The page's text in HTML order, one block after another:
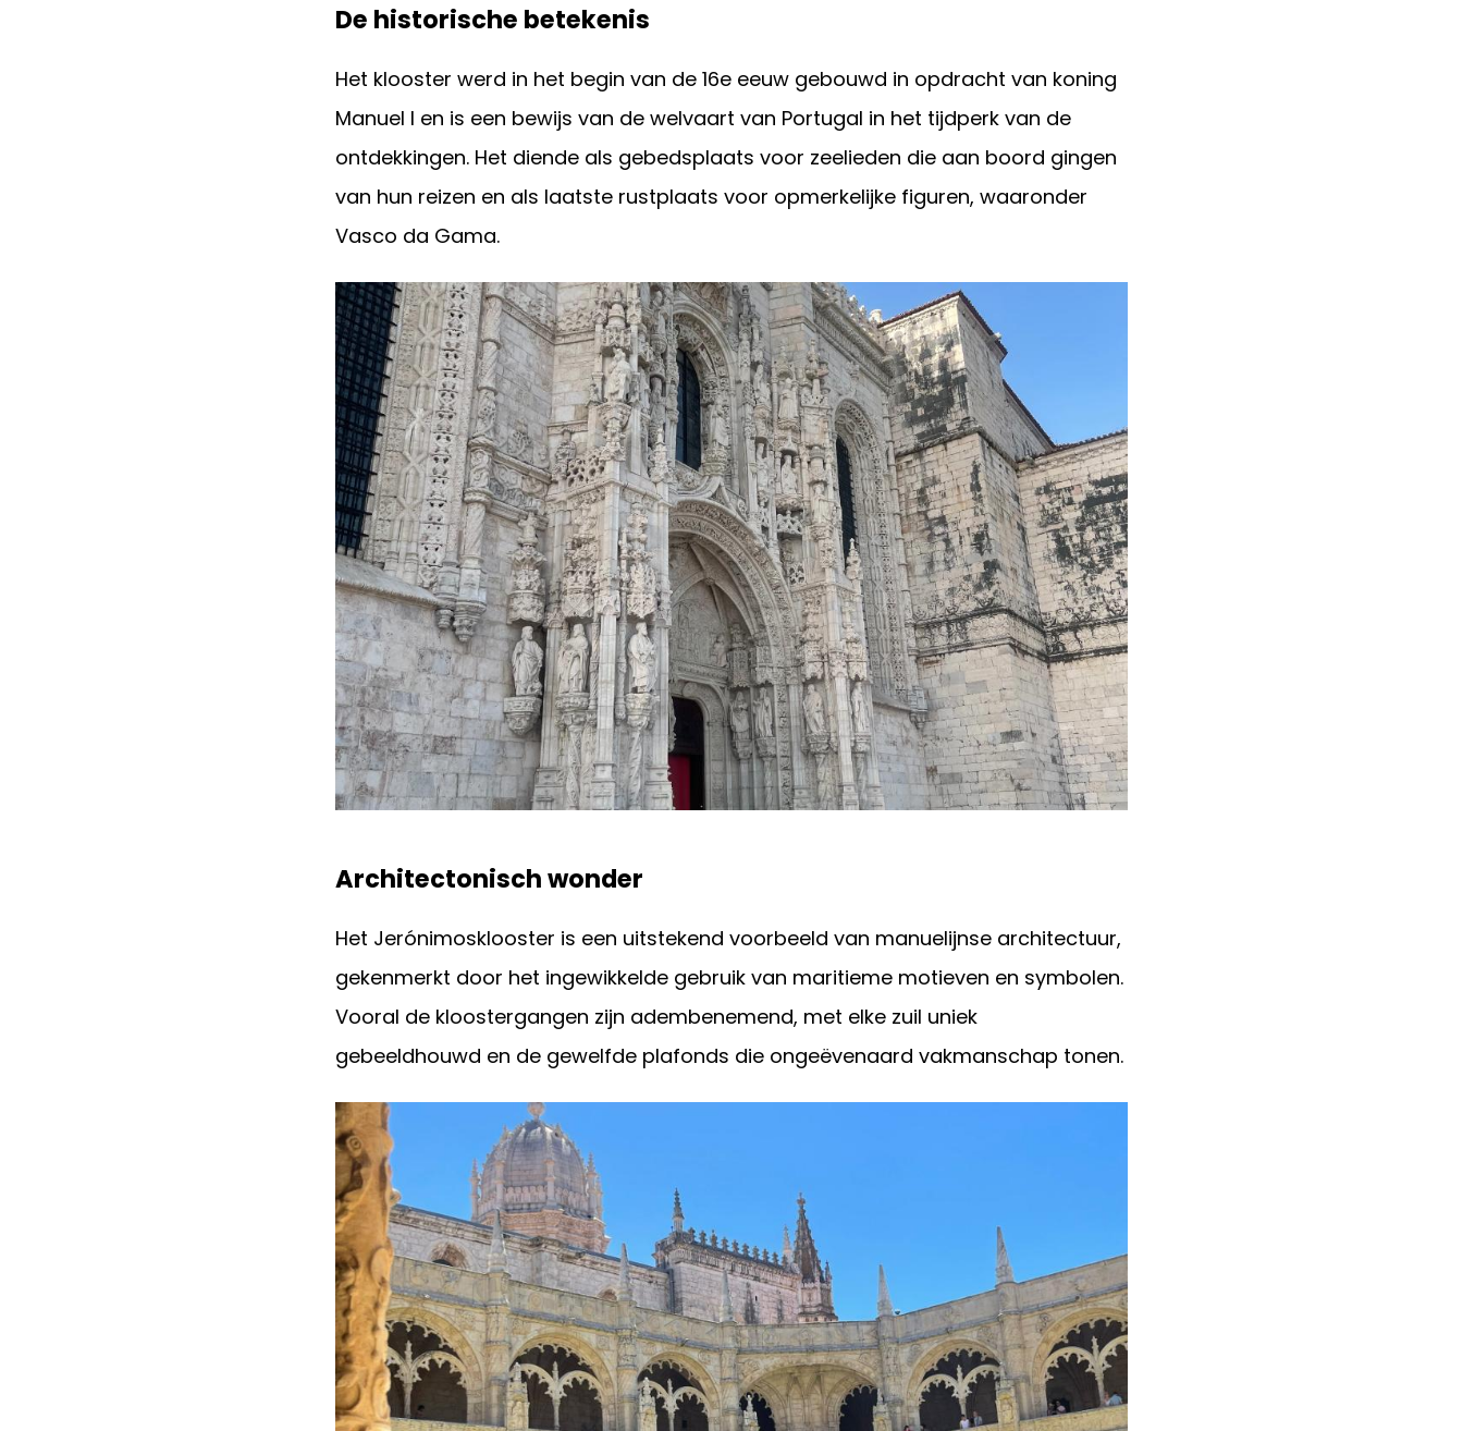
De historische betekenis
Het klooster werd in het begin van de 16e eeuw gebouwd in opdracht van koning
Manuel I en is een bewijs van de welvaart van Portugal in het tijdperk van de
ontdekkingen. Het diende als gebedsplaats voor zeelieden die aan boord gingen
van hun reizen en als laatste rustplaats voor opmerkelijke figuren, waaronder
Vasco da Gama.
Architectonisch wonder
Het Jerónimosklooster is een uitstekend voorbeeld van manuelijnse architectuur,
gekenmerkt door het ingewikkelde gebruik van maritieme motieven en symbolen.
Vooral de kloostergangen zijn adembenemend, met elke zuil uniek
gebeeldhouwd en de gewelfde plafonds die ongeëvenaard vakmanschap tonen.